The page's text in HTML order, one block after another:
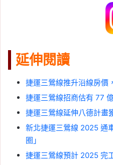
延伸閱讀
捷運三鶯線推升沿線房價
捷運三鶯線招商估有 77
捷運三鶯線延伸八德計畫
新北捷運三鶯線 2025 通
圈」
捷運三鶯線預計 2025 完